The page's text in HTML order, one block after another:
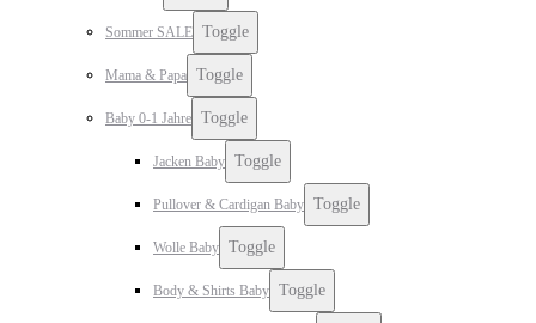
Sommer SALE Toggle
Mama & Papa Toggle
Baby 0-1 Jahre Toggle
Jacken Baby Toggle
Pullover & Cardigan Baby Toggle
Wolle Baby Toggle
Body & Shirts Baby Toggle